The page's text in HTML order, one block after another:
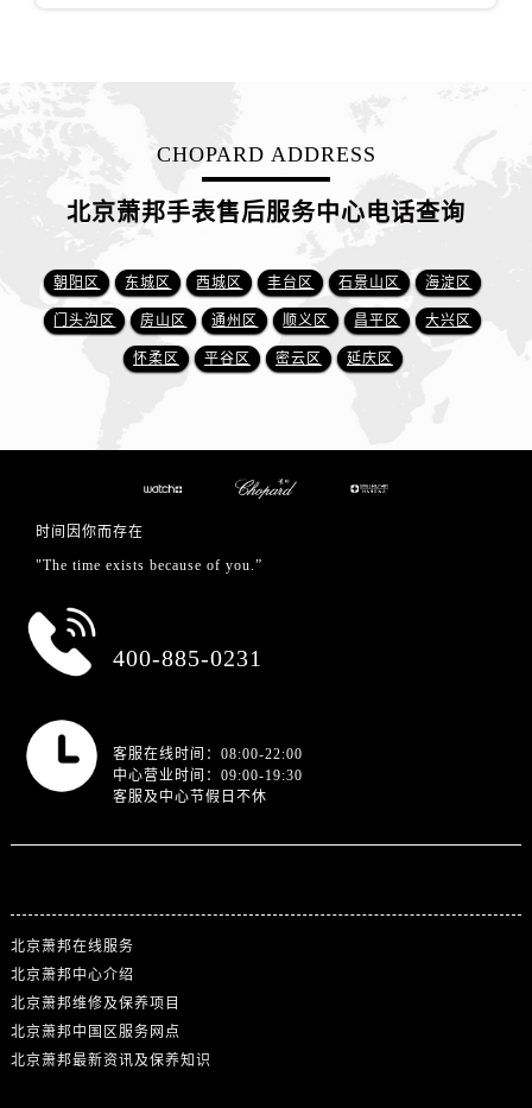
CHOPARD ADDRESS
北京萧邦手表售后服务中心电话查询
朝阳区 东城区 西城区 丰台区 石景山区 海淀区
门头沟区 房山区 通州区 顺义区 昌平区 大兴区
怀柔区 平谷区 密云区 延庆区
时间因你而存在
"The time exists because of you.”
400-885-0231
客服在线时间：08:00-22:00
中心营业时间：09:00-19:30
客服及中心节假日不休
北京萧邦在线服务
北京萧邦中心介绍
北京萧邦维修及保养项目
北京萧邦中国区服务网点
北京萧邦最新资讯及保养知识